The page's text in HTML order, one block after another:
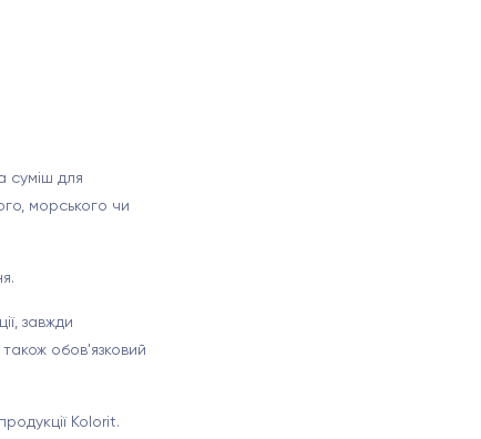
суміш для
морського чи
завжди
обов'язковий
Kolorit.